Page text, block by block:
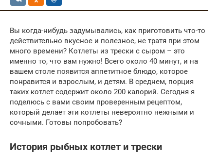
Вы когда-нибудь задумывались, как приготовить что-то
действительно вкусное и полезное, не тратя при этом
много времени? Котлеты из трески с сыром – это
именно то, что вам нужно! Всего около 40 минут, и на
вашем столе появится аппетитное блюдо, которое
понравится и взрослым, и детям. В среднем, порция
таких котлет содержит около 200 калорий. Сегодня я
поделюсь с вами своим проверенным рецептом,
который делает эти котлеты невероятно нежными и
сочными. Готовы попробовать?
История рыбных котлет и трески